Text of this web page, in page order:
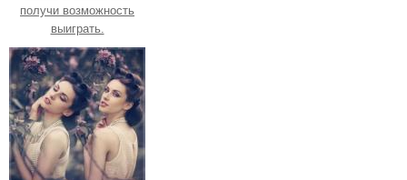
получи возможность
выиграть.